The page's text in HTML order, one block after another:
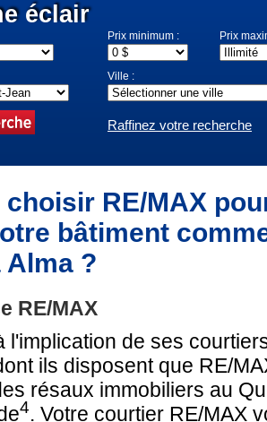
éclair
Prix minimum : Prix
Ville :
Raffinez votre recherche
RE/MAX
bâtiment
Alma ?
RE/MAX
l'implication de ses
ils disposent que RE/
résaux immobiliers au
4. Votre courtier RE/MAX